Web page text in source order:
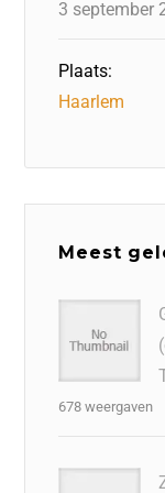
3 september
Plaats:
Haarlem
Meest
678 weergaven